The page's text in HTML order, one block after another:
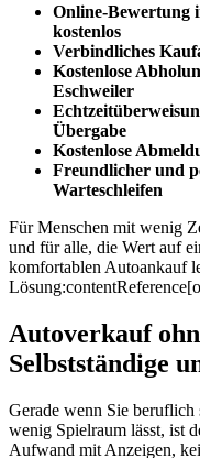
Online-Bewertung
kostenlos
Verbindliches
Kostenlose
Eschweiler
Übergabe
Kostenlose
Freundlicher und
Warteschleifen
Für Menschen mit wenig
und für alle, die Wert auf
komfortablen Autoankauf
Autoverkauf
Selbstständige
Gerade wenn Sie
wenig Spielraum lässt, ist
Aufwand mit Anzeigen,